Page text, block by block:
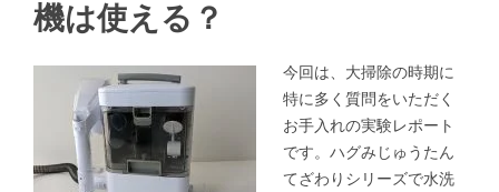
機は使える？
今回は、大掃除の時期に
特に多く質問をいただく
お手入れの実験レポート
です。ハグみじゅうたん
てざわりシリーズで水洗